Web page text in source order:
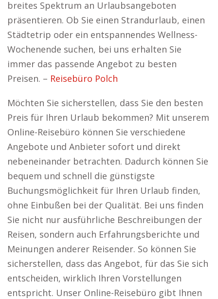
breites Spektrum an Urlaubsangeboten
präsentieren. Ob Sie einen Strandurlaub, einen
Städtetrip oder ein entspannendes Wellness-
Wochenende suchen, bei uns erhalten Sie
immer das passende Angebot zu besten
Preisen. – Reisebüro Polch
Möchten Sie sicherstellen, dass Sie den besten
Preis für Ihren Urlaub bekommen? Mit unserem
Online-Reisebüro können Sie verschiedene
Angebote und Anbieter sofort und direkt
nebeneinander betrachten. Dadurch können Sie
bequem und schnell die günstigste
Buchungsmöglichkeit für Ihren Urlaub finden,
ohne Einbußen bei der Qualität. Bei uns finden
Sie nicht nur ausführliche Beschreibungen der
Reisen, sondern auch Erfahrungsberichte und
Meinungen anderer Reisender. So können Sie
sicherstellen, dass das Angebot, für das Sie sich
entscheiden, wirklich Ihren Vorstellungen
entspricht. Unser Online-Reisebüro gibt Ihnen